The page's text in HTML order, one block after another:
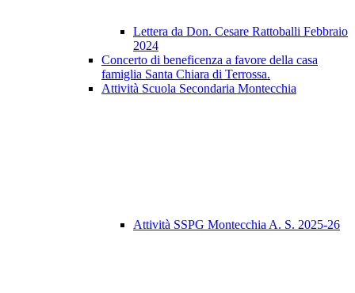
Lettera da Don. Cesare Rattoballi Febbraio
2024
Concerto di beneficenza a favore della casa
famiglia Santa Chiara di Terrossa.
Attività Scuola Secondaria Montecchia
Attività SSPG Montecchia A. S. 2025-26